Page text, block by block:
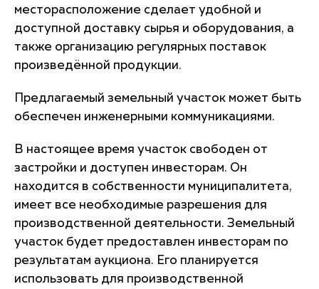
месторасположение сделает удобной и
доступной доставку сырья и оборудования, а
также организацию регулярных поставок
произведённой продукции.
Предлагаемый земельный участок может быть
обеспечен инженерными коммуникациями.
В настоящее время участок свободен от
застройки и доступен инвесторам. Он
находится в собственности муниципалитета,
имеет все необходимые разрешения для
производственной деятельности. Земельный
участок будет предоставлен инвесторам по
результатам аукциона. Его планируется
использовать для производственной